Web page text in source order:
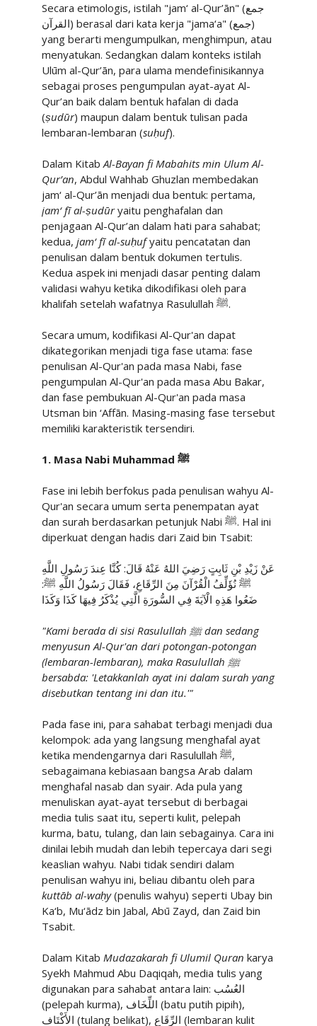
Secara etimologis, istilah "jam‘ al-Qur’ān" (جمع
القرآن) berasal dari kata kerja "jama‘a" (جمع)
yang berarti mengumpulkan, menghimpun, atau
menyatukan. Sedangkan dalam konteks istilah
Ulūm al-Qur’ān, para ulama mendefinisikannya
sebagai proses pengumpulan ayat-ayat Al-
Qur’an baik dalam bentuk hafalan di dada
(ṣudūr) maupun dalam bentuk tulisan pada
lembaran-lembaran (suḥuf).
Dalam KitabAl-Bayan fi Mabahits min Ulum Al-
Qur’an, Abdul Wahhab Ghuzlan membedakan
jam‘ al-Qur’ān menjadi dua bentuk: pertama,
jam‘ fī al-ṣudūryaitu penghafalan dan
penjagaan Al-Qur’an dalam hati para sahabat;
kedua, jam‘ fī al-suḥufyaitu pencatatan dan
penulisan dalam bentuk dokumen tertulis.
Kedua aspek ini menjadi dasar penting dalam
validasi wahyu ketika dikodifikasi oleh para
khalifah setelah wafatnya Rasulullah ﷺ.
Secara umum, kodifikasi Al-Qur'an dapat
dikategorikan menjadi tiga fase utama: fase
penulisan Al-Qur'an pada masa Nabi, fase
pengumpulan Al-Qur'an pada masa Abu Bakar,
dan fase pembukuan Al-Qur'an pada masa
Utsman bin ‘Affān. Masing-masing fase tersebut
memiliki karakteristik tersendiri.
1. Masa Nabi Muhammad ﷺ
Fase ini lebih berfokus pada penulisan wahyu Al-
Qur'an secara umum serta penempatan ayat
dan surah berdasarkan petunjuk Nabi ﷺ. Hal ini
diperkuat dengan hadis dari Zaid bin Tsabit:
عَنْ زَيْدِ بْنِ ثَابِتٍ رَضِيَ اللهُ عَنْهُ قَالَ: كُنَّا عِندَ رَسُولِ اللَّهِ
ﷺ نُؤَلِّفُ الْقُرْآنَ مِنَ الرِّقَاعِ، فَقَالَ رَسُولُ اللَّهِ ﷺ:
ضَعُوا هَذِهِ الْآيَةَ فِي السُّورَةِ الَّتِي يُذْكَرُ فِيهَا كَذَا وَكَذَا
"Kami berada di sisi Rasulullah ﷺdan sedang
menyusun Al-Qur'an dari potongan-potongan
(lembaran-lembaran), maka Rasulullah ﷺ
bersabda: 'Letakkanlah ayat ini dalam surah yang
disebutkan tentang ini dan itu.'"
Pada fase ini, para sahabat terbagi menjadi dua
kelompok: ada yang langsung menghafal ayat
ketika mendengarnya dari Rasulullah ﷺ,
sebagaimana kebiasaan bangsa Arab dalam
menghafal nasab dan syair. Ada pula yang
menuliskan ayat-ayat tersebut di berbagai
media tulis saat itu, seperti kulit, pelepah
kurma, batu, tulang, dan lain sebagainya. Cara ini
dinilai lebih mudah dan lebih tepercaya dari segi
keaslian wahyu. Nabi tidak sendiri dalam
penulisan wahyu ini, beliau dibantu oleh para
kuttāb al-waḥy(penulis wahyu) seperti Ubay bin
Ka‘b, Mu‘ādz bin Jabal, Abū Zayd, dan Zaid bin
Tsabit.
Dalam Kitab Mudazakarah fi Ulumil Quran karya
Syekh Mahmud Abu Daqiqah, media tulis yang
digunakan para sahabat antara lain: العُسُب
(pelepah kurma), اللِّخَاف (batu putih pipih),
الأَكْتَاف (tulang belikat), الرِّقَاع (lembaran kulit